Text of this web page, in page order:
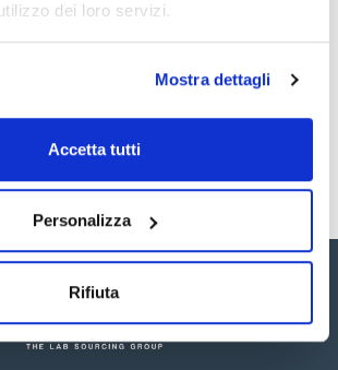
dei loro servizi.
Mostra dettagli
Accetta tutti
Personalizza
Rifiuta
COA